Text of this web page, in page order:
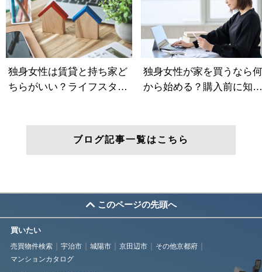
ブログ記事一覧はこちら
このページの先頭へ
買いたい
売買物件検索 宇治市 城陽市 京田辺市
その他京都府
マンションカタログ